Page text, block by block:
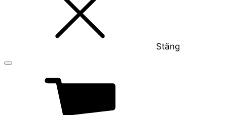
Stäng